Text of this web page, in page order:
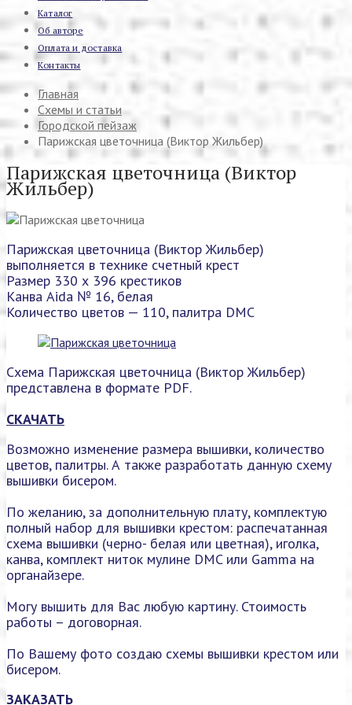
Каталог
Об авторе
Оплата и доставка
Контакты
Главная
Схемы и статьи
Городской пейзаж
Парижская цветочница (Виктор Жильбер)
Парижская цветочница (Виктор
Жильбер)
Парижская цветочница (Виктор Жильбер)
выполняется в технике счетный крест
Размер 330 х 396 крестиков
Канва Aida № 16, белая
Количество цветов — 110, палитра DMC
Схема Парижская цветочница (Виктор Жильбер)
представлена в формате PDF.
СКАЧАТЬ
Возможно изменение размера вышивки, количество
цветов, палитры. А также разработать данную схему
вышивки бисером.
По желанию, за дополнительную плату, комплектую
полный набор для вышивки крестом: распечатанная
схема вышивки (черно- белая или цветная), иголка,
канва, комплект ниток мулине DMC или Gamma на
органайзере.
Могу вышить для Вас любую картину. Стоимость
работы – договорная.
По Вашему фото создаю схемы вышивки крестом или
бисером.
ЗАКАЗАТЬ